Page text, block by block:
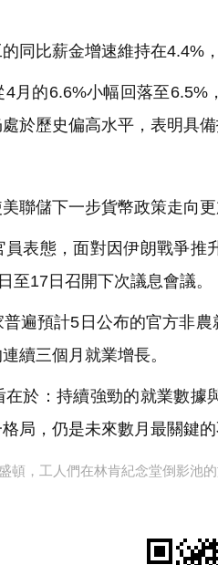
同比薪金增速維持在4.4%
月的6.6%小幅回落至6.5%
於歷史偏高水平，表明具
聯儲下一步貨幣政策走向更
表態，面對因伊朗戰爭推
至17日召開下次議息會議。
遍預計5日公布的官方非
續三個月就業增長。
於：持續強勁的就業數據
局，仍是未來數月最關鍵的
，工人們在林肯紀念堂倒影池的